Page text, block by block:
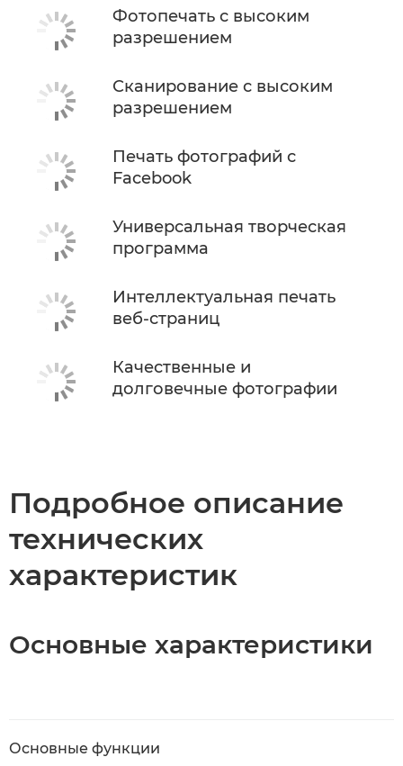
Фотопечать с высоким
разрешением
Сканирование с высоким
разрешением
Печать фотографий с
Facebook
Универсальная творческая
программа
Интеллектуальная печать
веб-страниц
Качественные и
долговечные фотографии
Подробное описание
технических
характеристик
Основные характеристики
Основные функции